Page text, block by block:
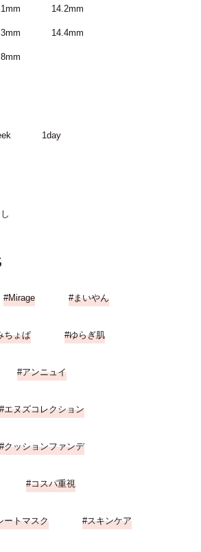
14.2mm
14.4mm
1day
Mirage まいやん
ちょぱ ゆらぎ肌
アンニュイ
エヌズコレクション
クッションファンデ
コスパ重視
ートマスク スキンケア